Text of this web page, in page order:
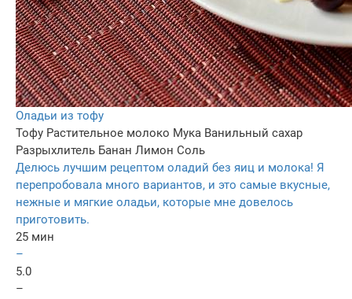
Оладьи из тофу
Тофу Растительное молоко Мука Ванильный сахар
Разрыхлитель Банан Лимон Соль
Делюсь лучшим рецептом оладий без яиц и молока! Я
перепробовала много вариантов, и это самые вкусные,
нежные и мягкие оладьи, которые мне довелось
приготовить.
25 мин
–
5.0
–